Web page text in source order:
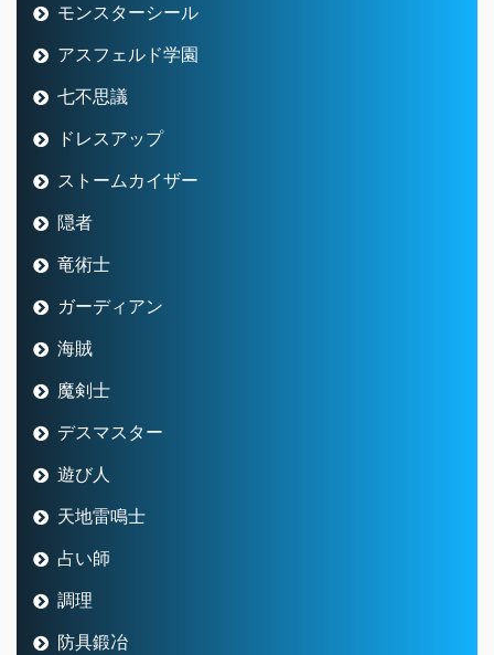
モンスターシール
アスフェルド学園
七不思議
ドレスアップ
ストームカイザー
隠者
竜術士
ガーディアン
海賊
魔剣士
デスマスター
遊び人
天地雷鳴士
占い師
調理
防具鍛冶